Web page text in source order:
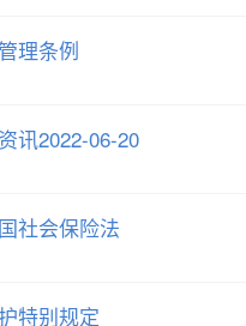
理条例
讯2022-06-20
社会保险法
特别规定